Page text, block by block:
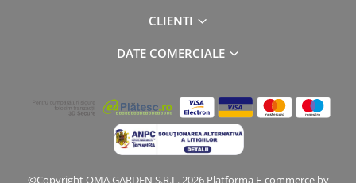
CLIENTI
DATE COMERCIALE
©Copyright OMA GARDEN S.R.L. 2026 Platforma E-commerce by